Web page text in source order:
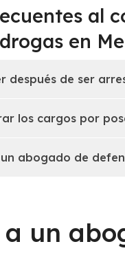
al
en
después de ser
los cargos por
abogado de
un